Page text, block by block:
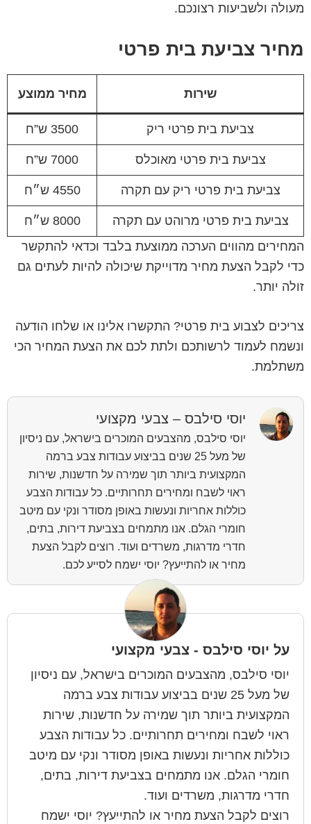
מעולה ולשביעות רצונכם.
מחיר צביעת בית פרטי
שירות מחיר ממוצע
צביעת בית פרטי ריק 3500 ש”ח
צביעת בית פרטי מאוכלס 7000 ש”ח
צביעת בית פרטי ריק עם תקרה 4550 ש״ח
צביעת בית פרטי מרוהט עם תקרה
8000 ש״ח
המחירים מהווים הערכה ממוצעת בלבד וכדאי להתקשר
כדי לקבל הצעת מחיר מדוייקת שיכולה להיות לעתים גם
זולה יותר.
צריכים לצבוע בית פרטי? התקשרו אלינו או שלחו הודעה
ונשמח לעמוד לרשותכם ולתת לכם את הצעת המחיר הכי
משתלמת.
יוסי סילבס – צבעי מקצועי
יוסי סילבס, מהצבעים המוכרים בישראל, עם ניסיון
של מעל 25 שנים בביצוע עבודות צבע ברמה
המקצועית ביותר תוך שמירה על חדשנות, שירות
ראוי לשבח ומחירים תחרותיים. כל עבודות הצבע
כוללות אחריות ונעשות באופן מסודר ונקי עם מיטב
חומרי הגלם. אנו מתמחים בצביעת דירות, בתים,
חדרי מדרגות, משרדים ועוד. רוצים לקבל הצעת
מחיר או להתייעץ? יוסי ישמח לסייע לכם.
על יוסי סילבס - צבעי מקצועי
יוסי סילבס, מהצבעים המוכרים בישראל, עם ניסיון
של מעל 25 שנים בביצוע עבודות צבע ברמה
המקצועית ביותר תוך שמירה על חדשנות, שירות
ראוי לשבח ומחירים תחרותיים. כל עבודות הצבע
כוללות אחריות ונעשות באופן מסודר ונקי עם מיטב
חומרי הגלם. אנו מתמחים בצביעת דירות, בתים,
חדרי מדרגות, משרדים ועוד.
רוצים לקבל הצעת מחיר או להתייעץ? יוסי ישמח